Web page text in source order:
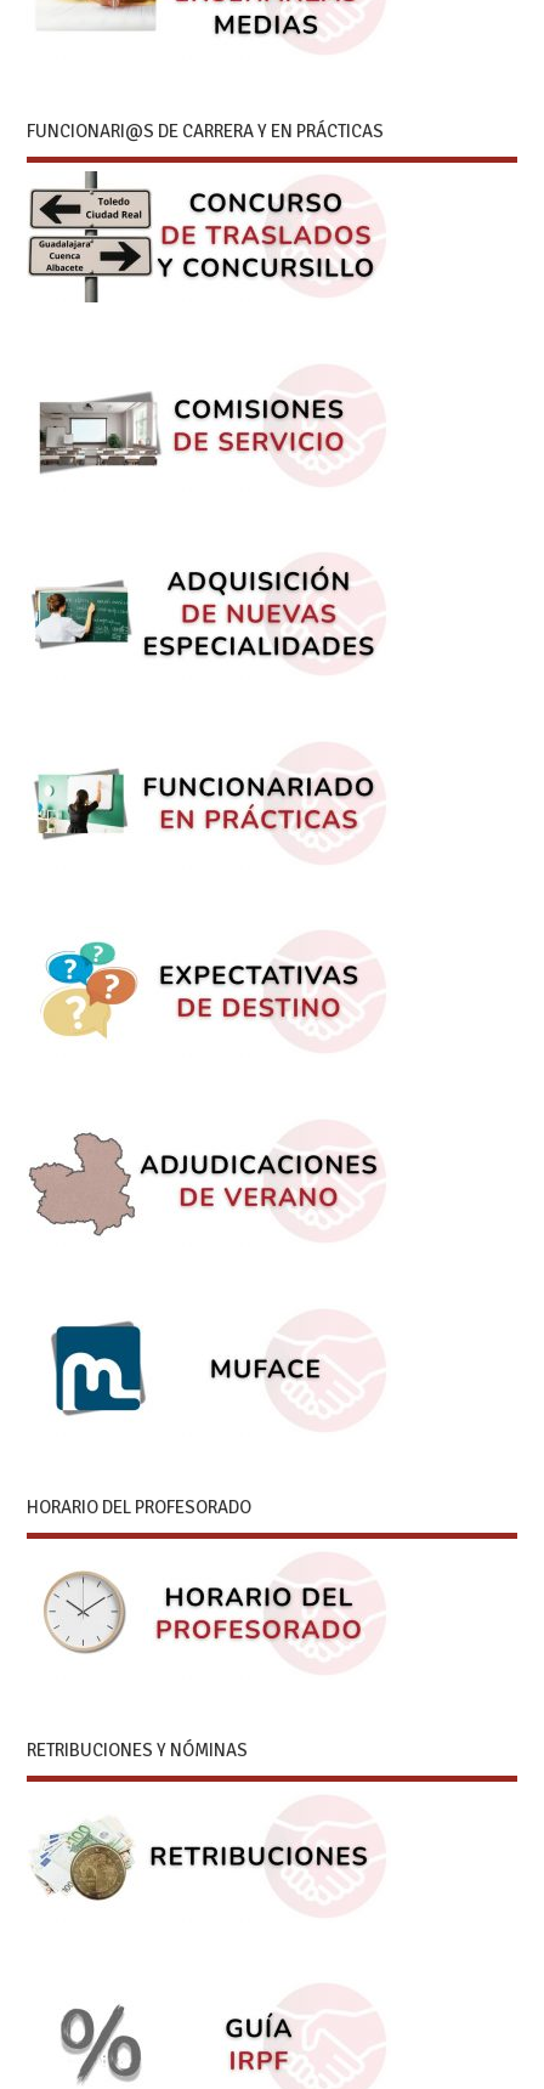
FUNCIONARI@S DE CARRERA Y EN PRÁCTICAS
HORARIO DEL PROFESORADO
RETRIBUCIONES Y NÓMINAS